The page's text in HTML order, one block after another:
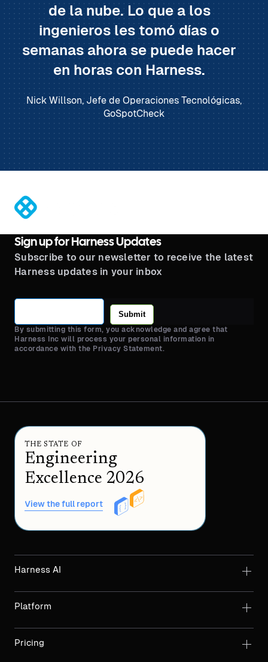
de la nube. Lo que a los
ingenieros les tomó días o
semanas ahora se puede hacer
en horas con Harness.
Nick Willson, Jefe de Operaciones Tecnológicas,
GoSpotCheck
Sign up for Harness Updates
Subscribe to our newsletter to receive the latest
Harness updates in your inbox
Submit
By submitting this form, you acknowledge and agree that
Harness Inc will process your personal information in
accordance with the Privacy Statement.
THE STATE OF
Engineering
Excellence 2026
View the full report
Harness AI
Platform
Pricing